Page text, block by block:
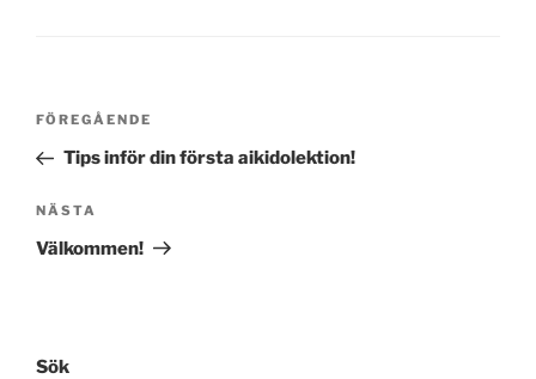
Inläggsnavigering
Föregående
inlägg
FÖREGÅENDE
Tips inför din första aikidolektion!
Nästa
inlägg
NÄSTA
Välkommen!
Sök